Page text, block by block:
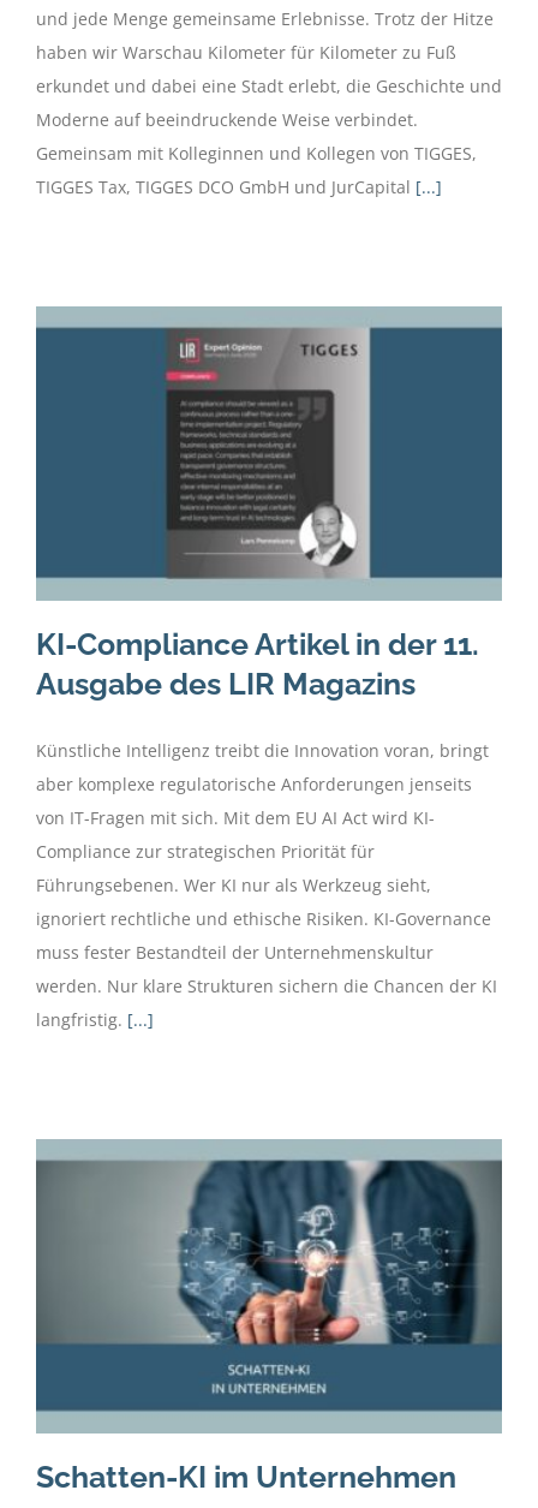
und jede Menge gemeinsame Erlebnisse. Trotz der Hitze
haben wir Warschau Kilometer für Kilometer zu Fuß
erkundet und dabei eine Stadt erlebt, die Geschichte und
Moderne auf beeindruckende Weise verbindet.
Gemeinsam mit Kolleginnen und Kollegen von TIGGES,
TIGGES Tax, TIGGES DCO GmbH und JurCapital [...]
KI-Compliance Artikel in der 11.
Ausgabe des LIR Magazins
Künstliche Intelligenz treibt die Innovation voran, bringt
aber komplexe regulatorische Anforderungen jenseits
von IT-Fragen mit sich. Mit dem EU AI Act wird KI-
Compliance zur strategischen Priorität für
Führungsebenen. Wer KI nur als Werkzeug sieht,
ignoriert rechtliche und ethische Risiken. KI-Governance
muss fester Bestandteil der Unternehmenskultur
werden. Nur klare Strukturen sichern die Chancen der KI
langfristig. [...]
Schatten-KI im Unternehmen